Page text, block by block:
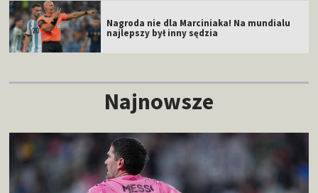
Nagroda nie dla Marciniaka! Na mundialu
najlepszy był inny sędzia
Najnowsze